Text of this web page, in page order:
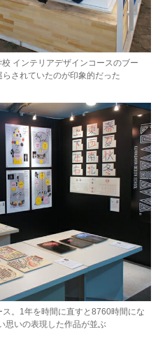
インテリアデザインコースのブー
されていたのが印象的だった
ス。1年を時間に直すと8760時間にな
思いの表現した作品が並ぶ